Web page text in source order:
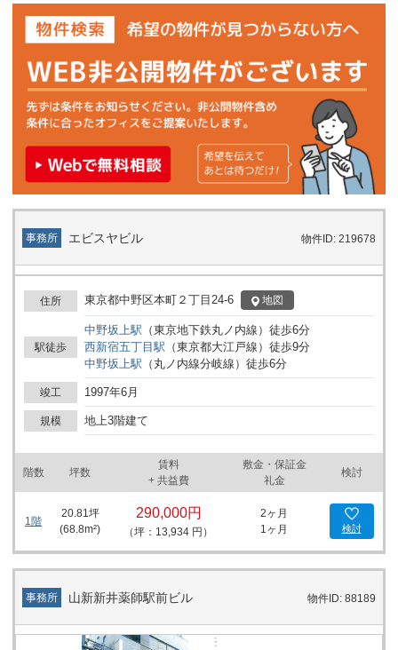
事務所 エビスヤビル 物件ID: 219678
住所 東京都中野区本町２丁目24-6 地図
駅徒歩
中野坂上駅 （東京地下鉄丸ノ内線 ） 徒歩6分
西新宿五丁目駅 （東京都大江戸線 ） 徒歩9分
中野坂上駅 （ 丸ノ内線分岐線 ） 徒歩6分
竣工 1997年6月
規模 地上3階建て
階数 坪数
賃料
+ 共益費
敷金・保証金
礼金
検討
1階
20.81坪
(68.8m²)
290,000円
（坪：13,934 円）
2ヶ月
1ヶ月
検討
事務所 山新新井薬師駅前ビル 物件ID: 88189